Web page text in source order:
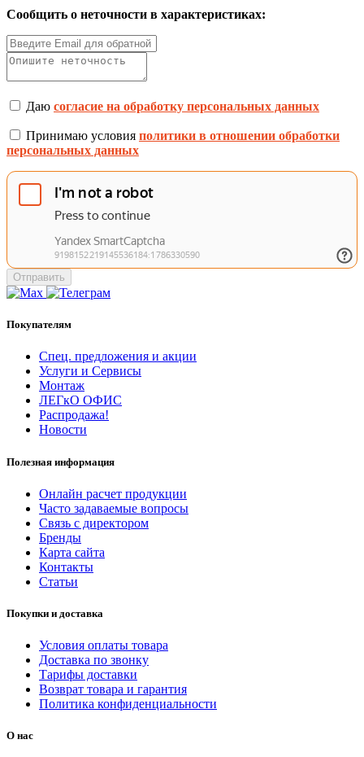
Сообщить о неточности в характеристиках:
Даю согласие на обработку персональных данных
Принимаю условия политики в отношении обработки
персональных данных
Отправить
Покупателям
Спец. предложения и акции
Услуги и Сервисы
Монтаж
ЛЕГкО ОФИС
Распродажа!
Новости
Полезная информация
Онлайн расчет продукции
Часто задаваемые вопросы
Связь с директором
Бренды
Карта сайта
Контакты
Статьи
Покупки и доставка
Условия оплаты товара
Доставка по звонку
Тарифы доставки
Возврат товара и гарантия
Политика конфиденциальности
О нас